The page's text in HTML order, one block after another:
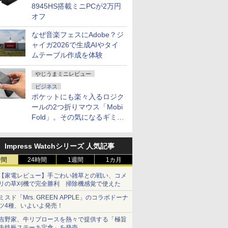
8945HS搭載ミニPCが2万円
オフ
なぜ音楽フェスにAdobe？ジ
ャイガ2026で生成AIやタイ
ムテーブル作成を体験
やじうまミニレビュー
ビジネス
ポケットにも楽々入るロジク
ールの2つ折りマウス「Mobi
Fold」。その気になるギミッ
Impress Watchシリーズ 人気記事
24時間 1週間 1カ月
家電レビュー】手ごわい雑草との戦い、コメ
の草刈機で完全勝利 掃除機感覚で使えた
スド「Mrs. GREEN APPLE」のコラボドーナ
4種、いよいよ発売！
野家、牛リブロースを熱々で提供する「極旨